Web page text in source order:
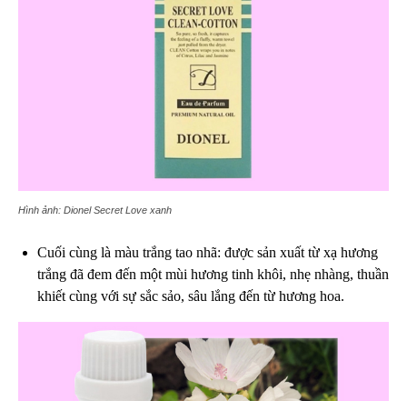
Hình ảnh: Dionel Secret Love xanh
Cuối cùng là màu trắng tao nhã: được sản xuất từ xạ hương
trắng đã đem đến một mùi hương tinh khôi, nhẹ nhàng, thuần
khiết cùng với sự sắc sảo, sâu lắng đến từ hương hoa.